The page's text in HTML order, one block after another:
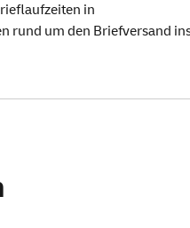
in
rund um den Briefversand